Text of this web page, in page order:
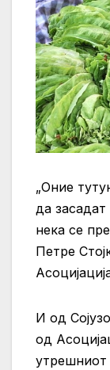
„Оние
да
нека се
Петре
И од
од
утрешниот